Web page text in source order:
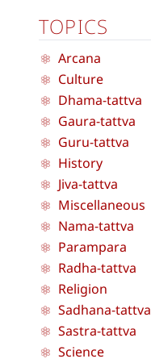
TOPICS
Arcana
Culture
Dhama-tattva
Gaura-tattva
Guru-tattva
History
Jiva-tattva
Miscellaneous
Nama-tattva
Parampara
Radha-tattva
Religion
Sadhana-tattva
Sastra-tattva
Science